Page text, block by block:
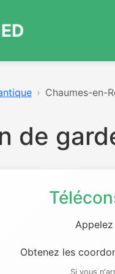
Chaumes-en-
de
Obtenez les
Si vous